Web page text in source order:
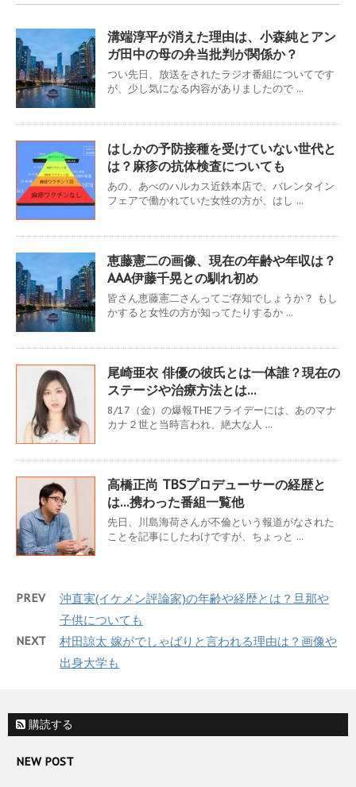
溝端淳平が消えた理由は、小森純とアン
ガ田中の母の弁当批判が関係か？
つい先日、放送をされたラジオ番組についてです
が、少し気になる内容がありましたので ...
はしかの予防接種を受けていない世代と
は？麻疹の抗体検査についても
あの、あべのハルカス近鉄本店で、バレンタイン
フェアで働かれていた女性の方が、はし ...
恵藤憲二の画像、現在の年齢や年収は？
AAA伊藤千晃との馴れ初め
皆さん恵藤憲二さんってご存知でしょうか？ もし
かすると女性の方が知ってたりするか ...
尾崎亜衣 俳優の彼氏とは一体誰？現在の
ステージや治療方法とは…
8/17（金）の爆報THEフライデーには、あのマナ
カナ２世と当時言われ、絶大な人 ...
高橋正尚 TBSプロデューサーの経歴と
は…携わった番組一覧他
先日、川島海荷さんが不倫という報道がなされた
ことを記事にしたわけですが、ちょっと ...
PREV
沖直実(イケメン評論家)の年齢や経歴とは？旦那や
子供についても
NEXT
村田諒太 嫁がでしゃばりと言われる理由は？画像や
出身大学も
購読する
NEW POST